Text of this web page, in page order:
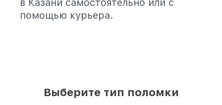
в Казани самостоятельно или с
помощью курьера.
Выберите тип поломки